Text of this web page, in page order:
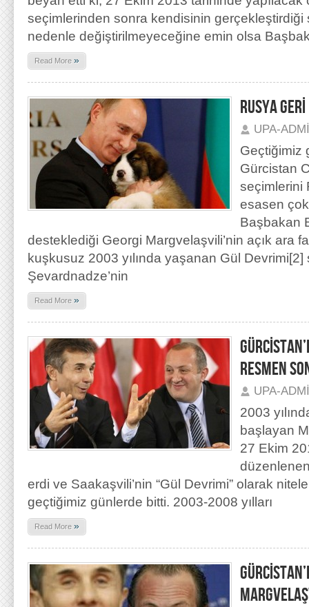
seçimlerinden sonra kendisinin gerçekleştirdiği
nedenle değiştirilmeyeceğine emin olsa
Read More »
RUSYA
UPA-
Geçtiğimiz
Gürcistan
seçimlerini
esasen
Başbakan
desteklediği Georgi Margvelaşvili’nin açık ara
kuşkusuz 2003 yılında yaşanan Gül Devrimi[2]
Şevardnadze’nin
Read More »
RESMEN
UPA-
2003
başlayan
27 Ekim
erdi ve Saakaşvili’nin “Gül Devrimi” olarak
geçtiğimiz günlerde bitti. 2003-2008 yılları
Read More »